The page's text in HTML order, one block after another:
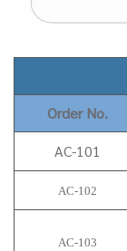
Order No.
AC-101
AC-102
AC-103